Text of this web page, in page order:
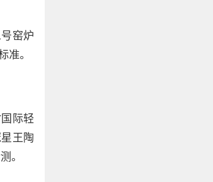
窑炉
准。
际轻
王陶
。